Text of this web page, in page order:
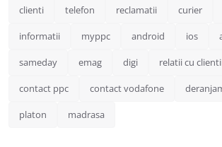
clienti telefon reclamatii curier
informatii myppc android ios
sameday emag digi relatii cu
contact ppc contact vodafone
platon madrasa